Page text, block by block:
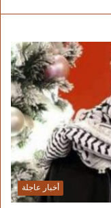
أخبار عاجلة